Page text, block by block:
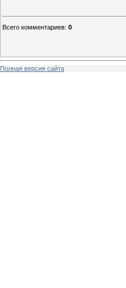
Всего комментариев: 0
Полная версия сайта